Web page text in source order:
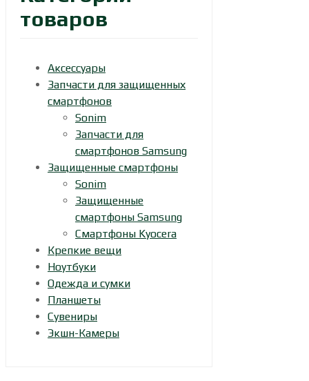
товаров
Аксессуары
Запчасти для защищенных
смартфонов
Sonim
Запчасти для
смартфонов Samsung
Защищенные смартфоны
Sonim
Защищенные
смартфоны Samsung
Смартфоны Kyocera
Крепкие вещи
Ноутбуки
Одежда и сумки
Планшеты
Сувениры
Экшн-Камеры